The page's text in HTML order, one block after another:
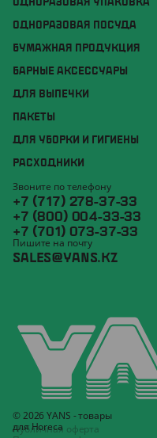
ОДНОРАЗОВАЯ УПАКОВКА
ОДНОРАЗОВАЯ ПОСУДА
БУМАЖНАЯ ПРОДУКЦИЯ
БАРНЫЕ АКСЕССУАРЫ
ДЛЯ ВЫПЕЧКИ
ПАКЕТЫ
ДЛЯ УБОРКИ И ГИГИЕНЫ
РАСХОДНИКИ
Звоните по телефону
+7 (717) 278-37-33
+7 (800) 004-33-33
+7 (701) 073-37-33
Пишите на почту
SALES@YANS.KZ
© 2026 YANS - товары
для Horeca
Публичная оферта